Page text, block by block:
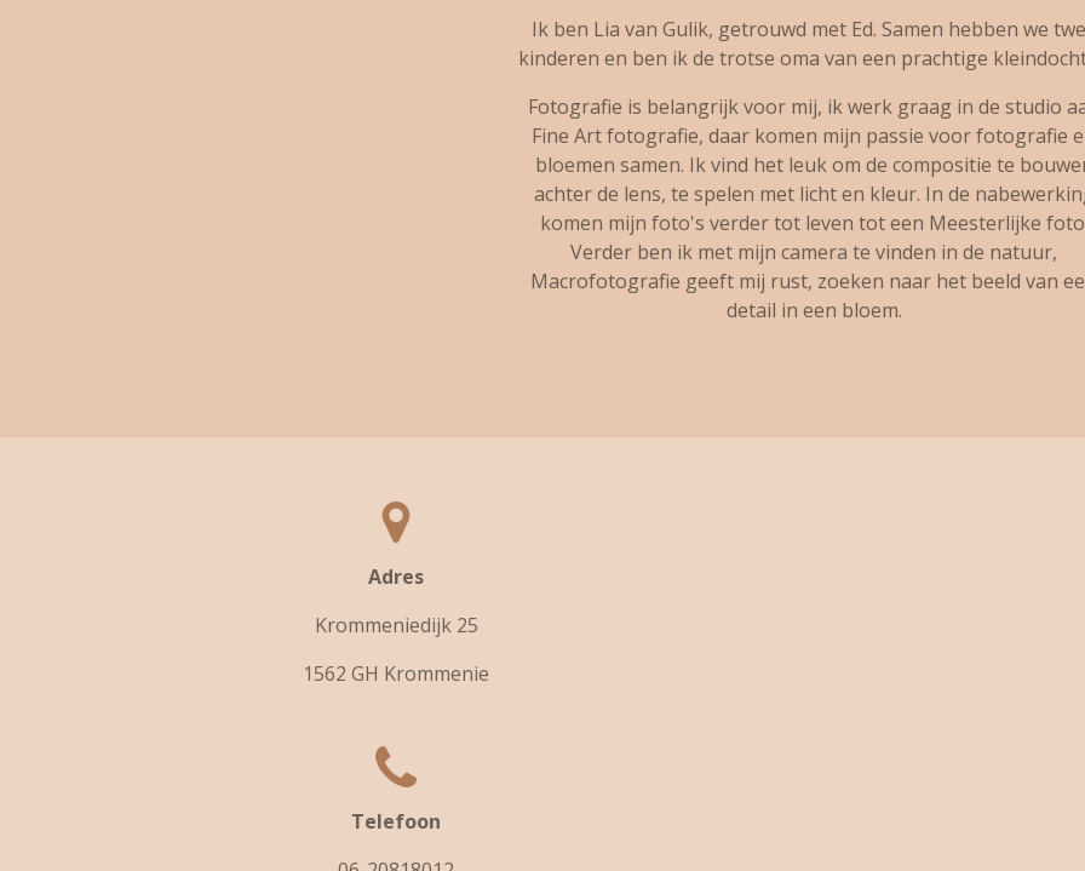
Ik ben Lia van Gulik, getrouwd met Ed. Samen hebben we
kinderen en ben ik de trotse oma van een prachtige
Fotografie is belangrijk voor mij, ik werk graag in de studio
Fine Art fotografie, daar komen mijn passie voor fotografie
bloemen samen. Ik vind het leuk om de compositie te
achter de lens, te spelen met licht en kleur. In de
komen mijn foto's verder tot leven tot een Meesterlijke
Verder ben ik met mijn camera te vinden in de natuur,
Macrofotografie geeft mij rust, zoeken naar het beeld van
detail in een bloem.
Adres
Krommeniedijk 25
1562 GH Krommenie
Telefoon